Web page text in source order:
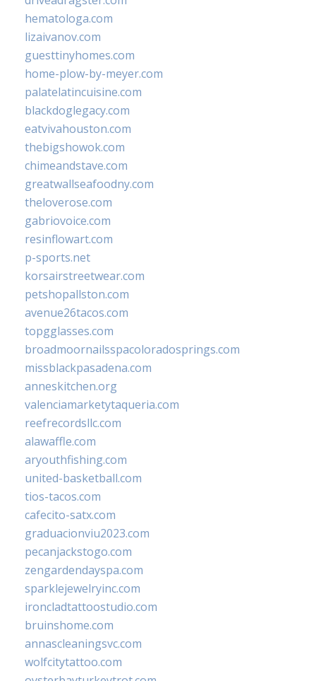
hematologa.com
lizaivanov.com
guesttinyhomes.com
home-plow-by-meyer.com
palatelatincuisine.com
blackdoglegacy.com
eatvivahouston.com
thebigshowok.com
chimeandstave.com
greatwallseafoodny.com
theloverose.com
gabriovoice.com
resinflowart.com
p-sports.net
korsairstreetwear.com
petshopallston.com
avenue26tacos.com
topgglasses.com
broadmoornailsspacoloradosprings.com
missblackpasadena.com
anneskitchen.org
valenciamarketytaqueria.com
reefrecordsllc.com
alawaffle.com
aryouthfishing.com
united-basketball.com
tios-tacos.com
cafecito-satx.com
graduacionviu2023.com
pecanjackstogo.com
zengardendayspa.com
sparklejewelryinc.com
ironcladtattoostudio.com
bruinshome.com
annascleaningsvc.com
wolfcitytattoo.com